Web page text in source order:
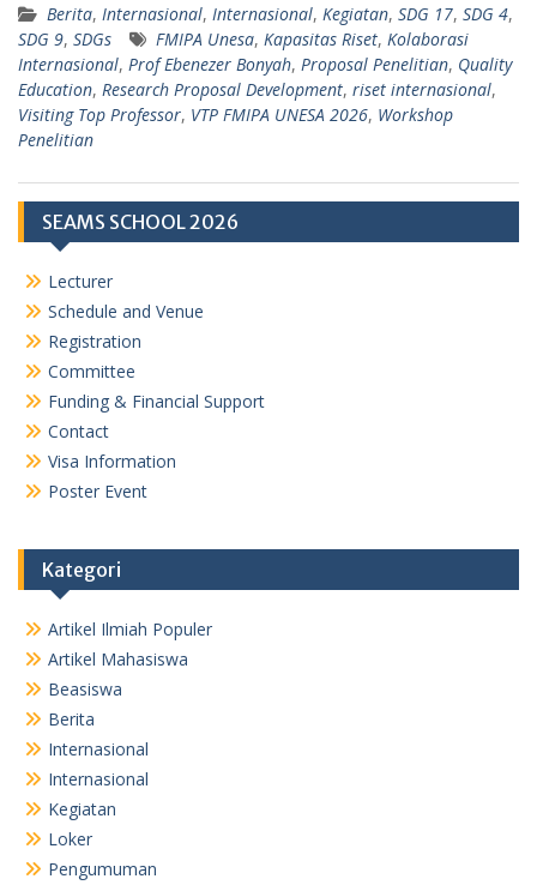
Berita, Internasional, Internasional, Kegiatan, SDG 17, SDG 4,
SDG 9, SDGs FMIPA Unesa, Kapasitas Riset, Kolaborasi
Internasional, Prof Ebenezer Bonyah, Proposal Penelitian, Quality
Education, Research Proposal Development, riset internasional,
Visiting Top Professor, VTP FMIPA UNESA 2026, Workshop
Penelitian
SEAMS SCHOOL 2026
Lecturer
Schedule and Venue
Registration
Committee
Funding & Financial Support
Contact
Visa Information
Poster Event
Kategori
Artikel Ilmiah Populer
Artikel Mahasiswa
Beasiswa
Berita
Internasional
Internasional
Kegiatan
Loker
Pengumuman